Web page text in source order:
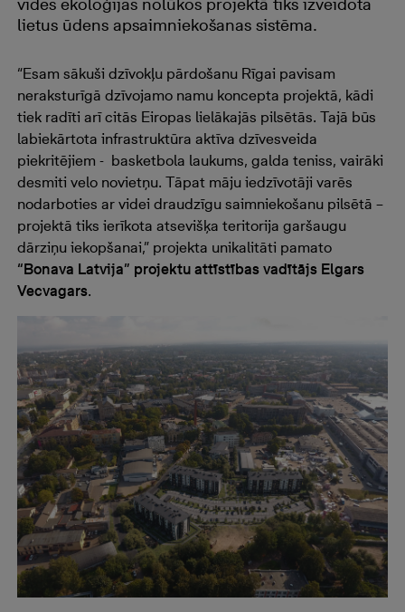
lietus ūdens apsaimniekošanas sistēma.
“Esam sākuši dzīvokļu pārdošanu Rīgai pavisam
neraksturīgā dzīvojamo namu koncepta projektā, kādi
tiek radīti arī citās Eiropas lielākajās pilsētās. Tajā būs
labiekārtota infrastruktūra aktīva dzīvesveida
piekritējiem - basketbola laukums, galda teniss, vairāki
desmiti velo novietņu. Tāpat māju iedzīvotāji varēs
nodarboties ar videi draudzīgu saimniekošanu pilsētā –
projektā tiks ierīkota atsevišķa teritorija garšaugu
dārziņu iekopšanai,” projekta unikalitāti pamato
“Bonava Latvija” projektu attīstības vadītājs Elgars
Vecvagars.